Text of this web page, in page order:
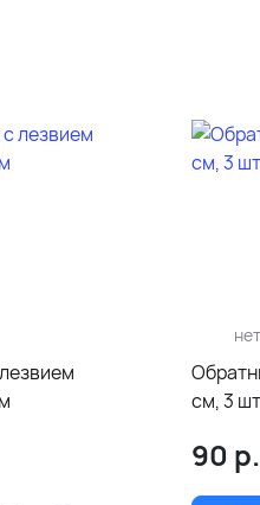
см, 3 шт
90 р.